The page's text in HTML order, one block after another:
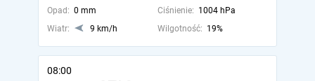
Opad: 0 mm Ciśnienie: 1004 hPa
Wiatr:
9 km/h Wilgotność: 19%
08:00